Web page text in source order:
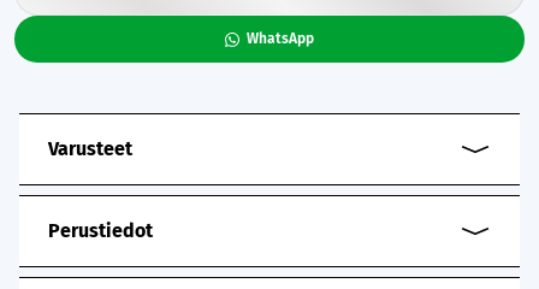
WhatsApp
Varusteet
Perustiedot